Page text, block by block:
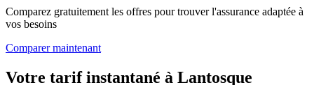
Comparez gratuitement les offres pour trouver l'assurance adaptée à
vos besoins
Comparer maintenant
Votre tarif instantané à Lantosque